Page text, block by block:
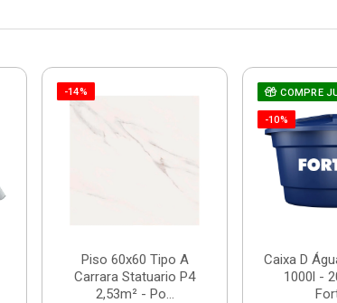
-14%
Piso 60x60 Tipo A
Carrara Statuario P4
2,53m² - Po...
COMPRE
-10%
Caixa D
1000l -